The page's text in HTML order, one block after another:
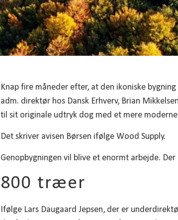
Knap fire måneder efter, at den ikoniske
adm. direktør hos Dansk Erhverv, Brian
til sit originale udtryk dog med et mere
Det skriver avisen Børsen ifølge Wood Supply.
Genopbygningen vil blive et enormt arbejde.
800 træer
Ifølge Lars Daugaard Jepsen, der er